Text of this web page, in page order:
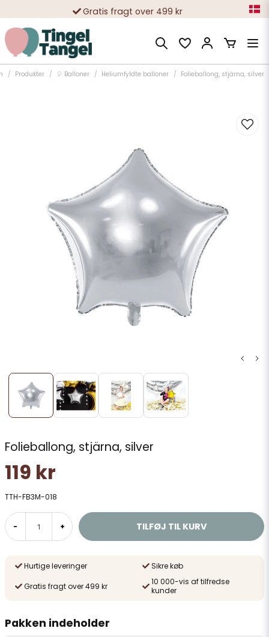
Gratis fragt over 499 kr
10 000-vis af tilfredse kunder
Produkter 🎈 Balloner Heliumfyldte balloner Folieballong, stjärna, silver
Folieballong, stjärna, silver
119 kr
TTH-FB3M-018
- + TILFØJ TIL KURV
Hurtige leveringer
Sikre køb
Gratis fragt over 499 kr
10 000-vis af tilfredse
kunder
Pakken indeholder